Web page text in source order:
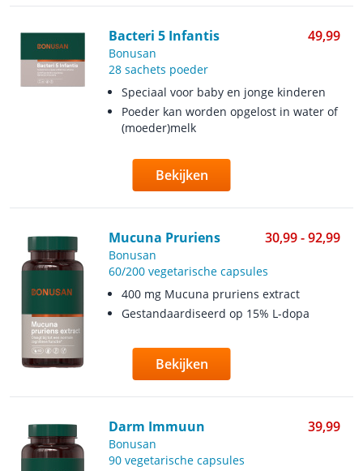
Bacteri 5 Infantis 49,99
Bonusan
28 sachets poeder
Speciaal voor baby en jonge kinderen
Poeder kan worden opgelost in water of
(moeder)melk
Bekijken
Mucuna Pruriens 30,99 - 92,99
Bonusan
60/200 vegetarische capsules
400 mg Mucuna pruriens extract
Gestandaardiseerd op 15% L-dopa
Bekijken
Darm Immuun 39,99
Bonusan
90 vegetarische capsules